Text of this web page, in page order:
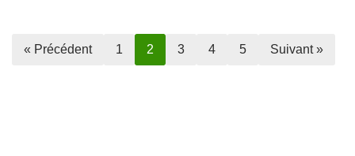
« Précédent 1 2 3 4 5 Suivant »